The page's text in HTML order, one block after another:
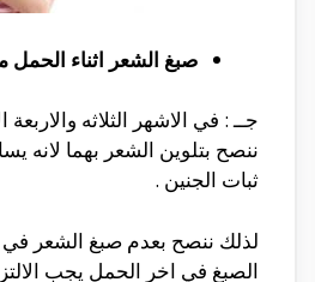
صبغ الشعر اثناء الحمل
جــ : في الاشهر الثلاثه
ننصح بتلوين الشعر بهما لانه
ثبات الجنين .
لذلك ننصح بعدم صبغ الشعر
الصبغ في اخر الحمل يجب